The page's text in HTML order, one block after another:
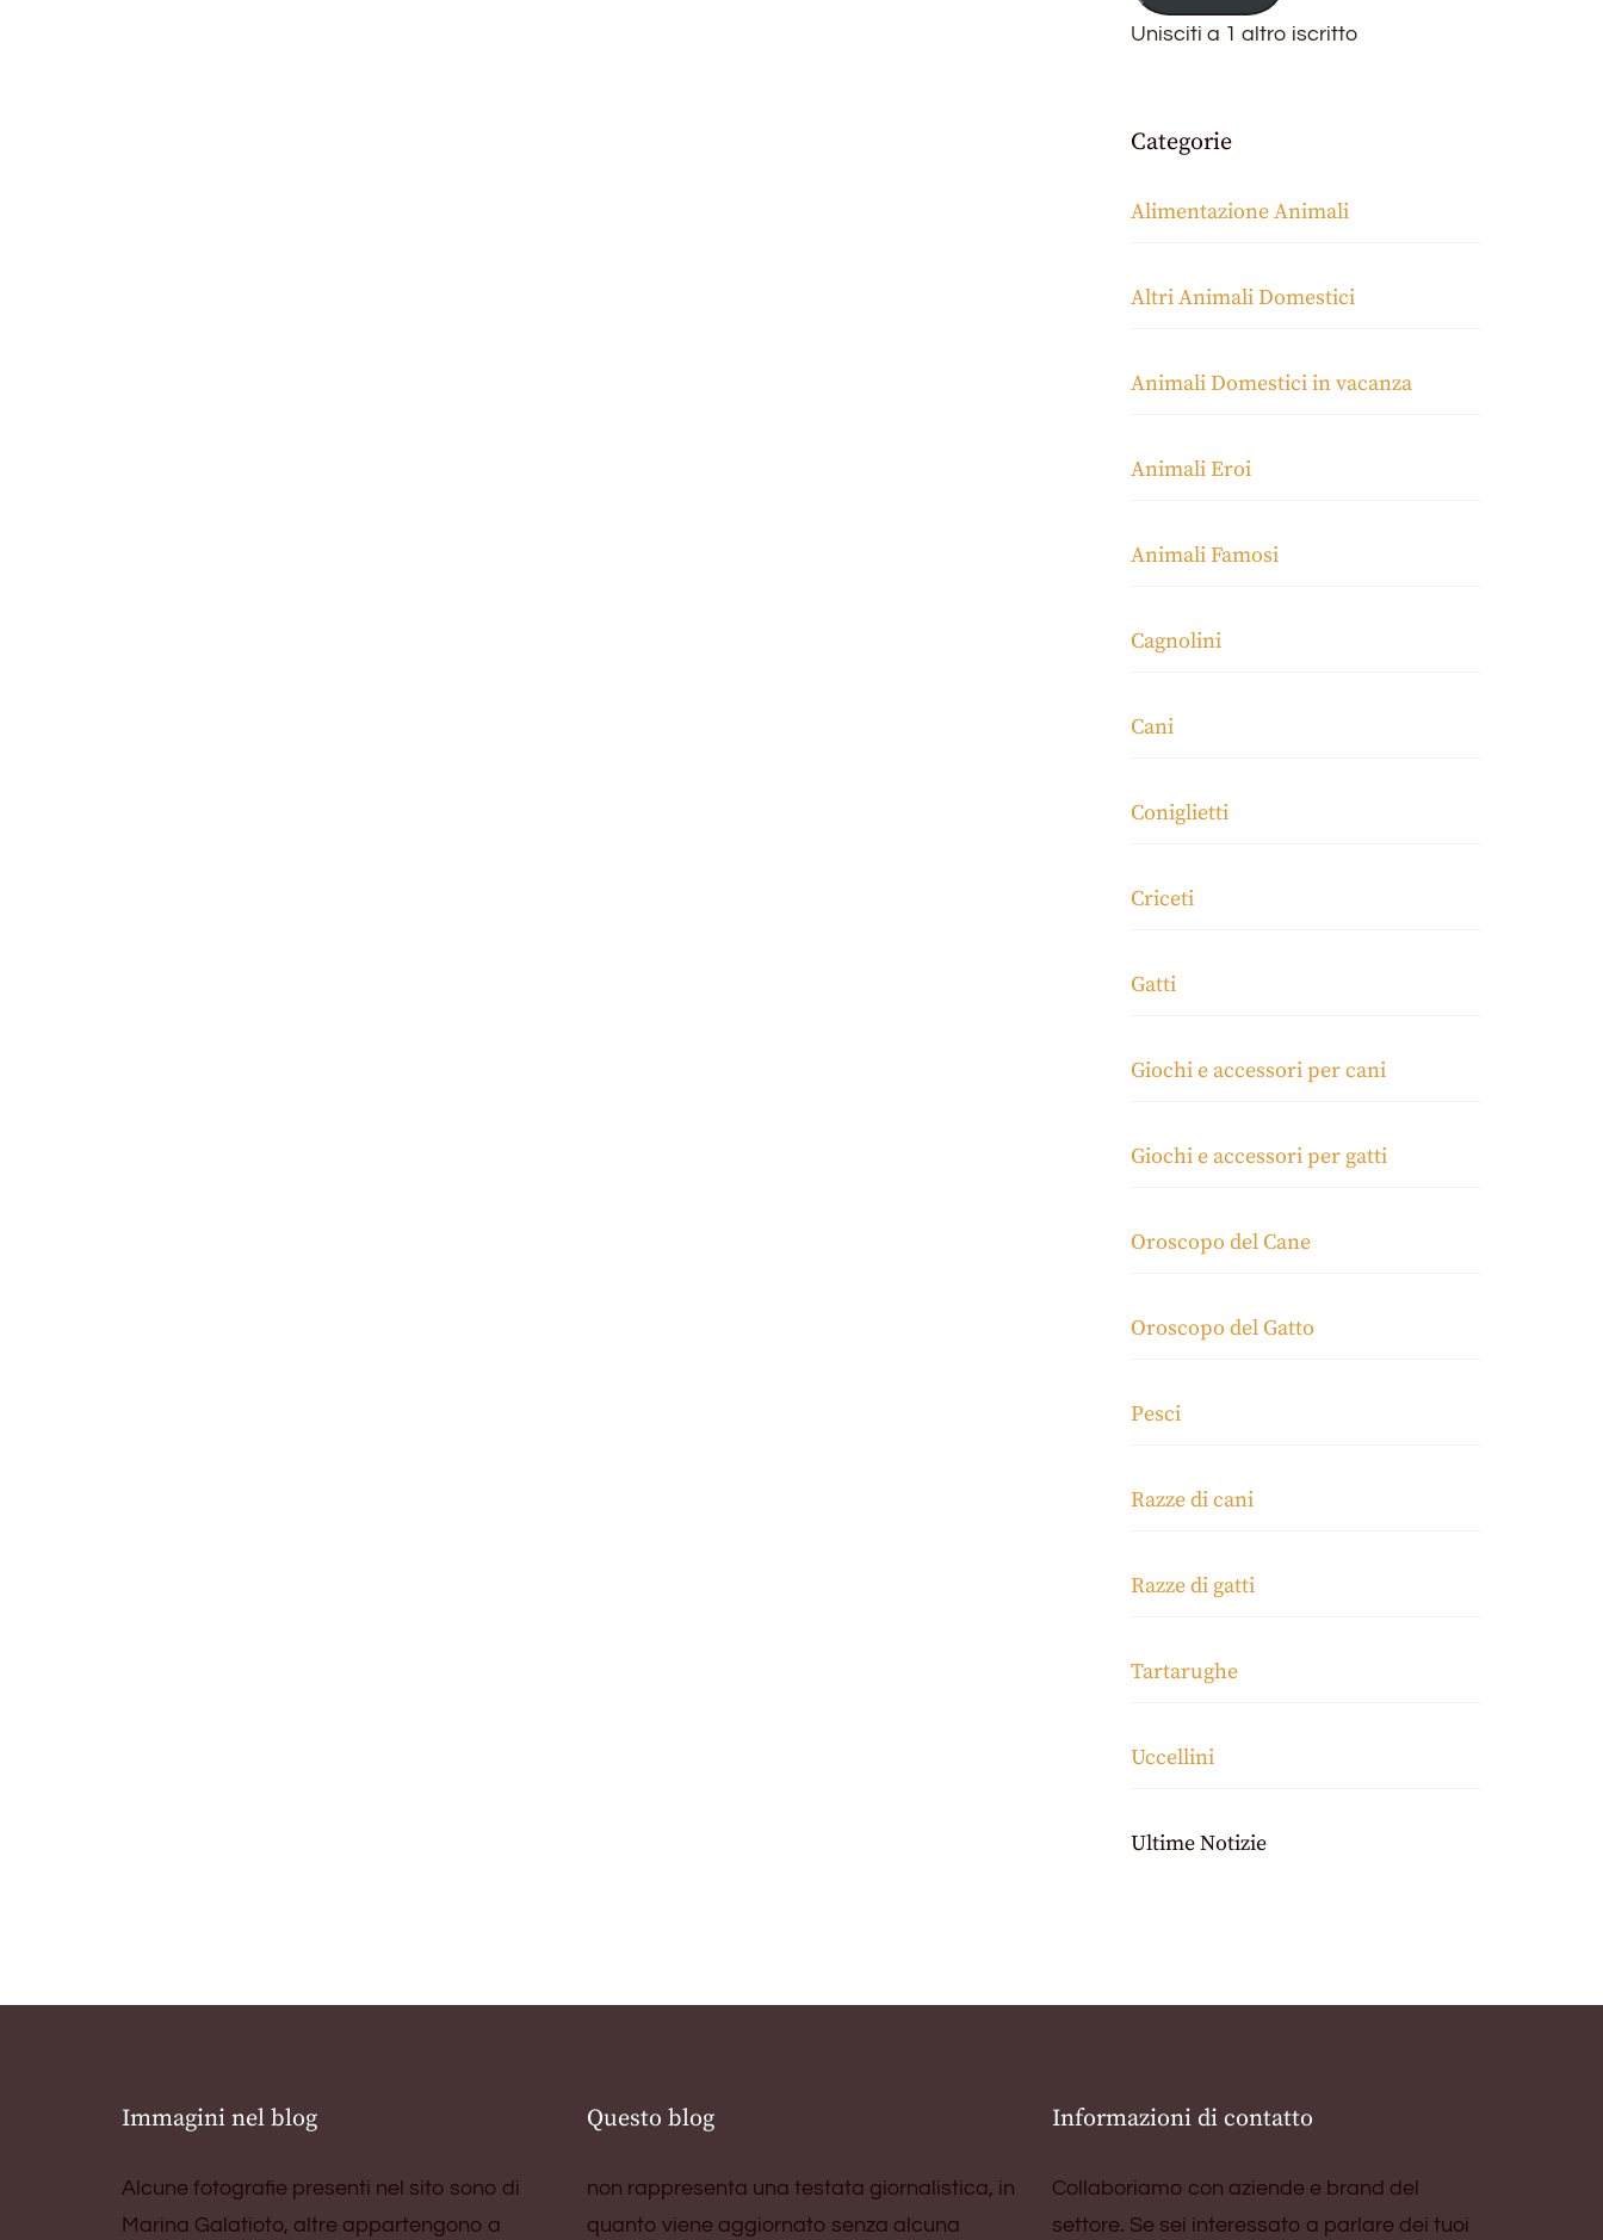
Unisciti a 1 altro iscritto
Categorie
Alimentazione Animali
Altri Animali Domestici
Animali Domestici in vacanza
Animali Eroi
Animali Famosi
Cagnolini
Cani
Coniglietti
Criceti
Gatti
Giochi e accessori per cani
Giochi e accessori per gatti
Oroscopo del Cane
Oroscopo del Gatto
Pesci
Razze di cani
Razze di gatti
Tartarughe
Uccellini
Ultime Notizie
Immagini nel blog
Alcune fotografie presenti nel sito sono di
Marina Galatioto, altre appartengono a
Questo blog
non rappresenta una testata giornalistica, in
quanto viene aggiornato senza alcuna
Informazioni di contatto
Collaboriamo con aziende e brand del
settore. Se sei interessato a parlare dei tuoi